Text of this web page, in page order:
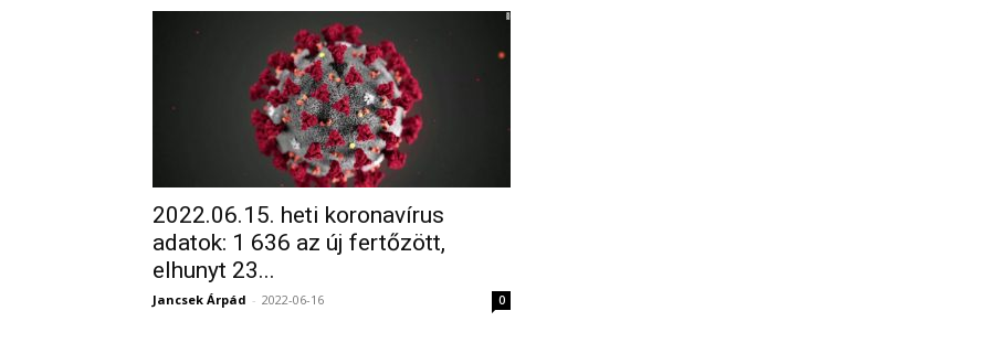
2022.06.15. heti koronavírus
adatok: 1 636 az új fertőzött,
elhunyt 23...
Jancsek Árpád - 2022-06-16 0